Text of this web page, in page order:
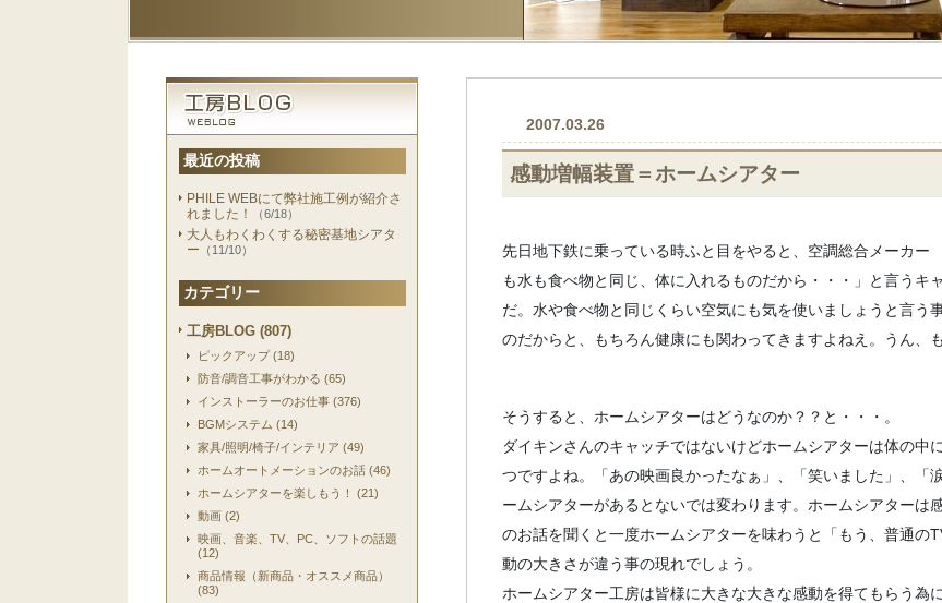
最近の投稿
PHILE WEBにて弊社施工例が紹介さ
れました！
（6/18）
大人もわくわくする秘密基地シアタ
ー （11/10）
カテゴリー
工房BLOG (807)
ピックアップ (18)
防音/調音工事がわかる (65)
インストーラーのお仕事 (376)
BGMシステム (14)
家具/照明/椅子/インテリア (49)
ホームオートメーションのお話 (46)
ホームシアターを楽しもう！ (21)
動画 (2)
映画、音楽、TV、PC、ソフトの話題
(12)
商品情報（新商品・オススメ商品）
(83)
2007.03.26
感動増幅装置＝ホームシアター
先日地下鉄に乗っている時ふと目をやると、空調総合メーカ
も水も食べ物と同じ、体に入れるものだから・・・」と言うキ
だ。水や食べ物と同じくらい空気にも気を使いましょうと言う
のだからと、もちろん健康にも関わってきますよねえ。うん、
そうすると、ホームシアターはどうなのか？？と・・・。
ダイキンさんのキャッチではないけどホームシアターは体の中
つですよね。「あの映画良かったなぁ」、「笑いました」、「
ームシアターがあるとないでは変わります。ホームシアターは
のお話を聞くと一度ホームシアターを味わうと「もう、普通の
動の大きさが違う事の現れでしょう。
ホームシアター工房は皆様に大きな大きな感動を得てもらう為